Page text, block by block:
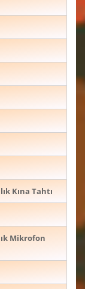
Kına Tahtı
Mikrofon